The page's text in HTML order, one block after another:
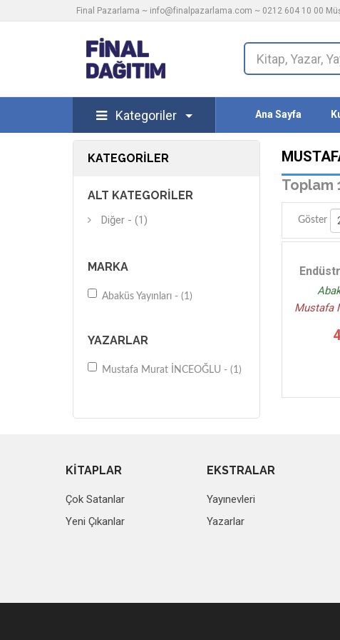
Final Pazarlama ~ info@finalpazarlama.com ~ 0212 604 10 00
Kategoriler Ana Sayfa
KATEGORILER
ALT KATEGORILER
Diğer - (1)
MARKA
Abaküs Yayınları - (1)
YAZARLAR
Mustafa Murat İNCEOĞLU - (1)
Toplam
Göster
Mustafa
KİTAPLAR
Çok Satanlar
Yeni Çıkanlar
EKSTRALAR
Yayınevleri
Yazarlar